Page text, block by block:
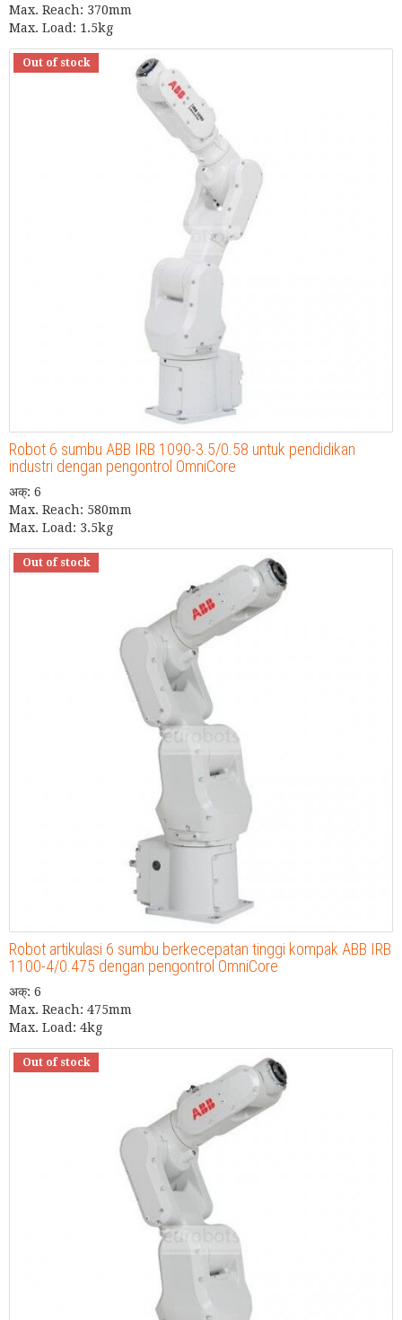
Max. Reach: 370mm
Max. Load: 1.5kg
Out of stock
Robot 6 sumbu ABB IRB 1090-3.5/0.58 untuk pendidikan
industri dengan pengontrol OmniCore
अक्: 6
Max. Reach: 580mm
Max. Load: 3.5kg
Out of stock
Robot artikulasi 6 sumbu berkecepatan tinggi kompak ABB IRB
1100-4/0.475 dengan pengontrol OmniCore
अक्: 6
Max. Reach: 475mm
Max. Load: 4kg
Out of stock